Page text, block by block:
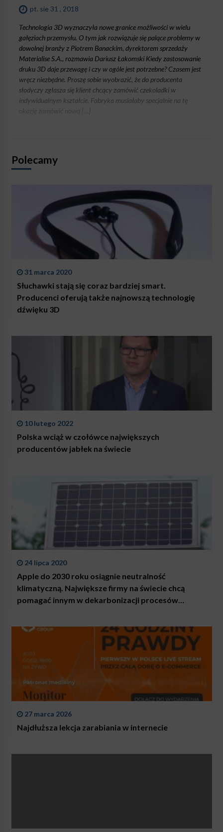
pt. sie 31 , 2018
Technologia 3D wyznaczyła nowe granice możliwości w wielu
gałęziach przemysłu. O tym jak rozwiązuje się palące problemy w
dowolnej branży z Piotrem Banackim, dyrektorem sprzedaży
Materialise S.A., rozmawia Dariusz Łakomski Kiedy zastosowanie
druku 3D daje przewagę i czy w ogóle jest potrzebne? Czasem jest
wręcz niezbędne. Proszę sobie wyobrazić, że do producenta
słodyczy zgłasza się klient chcący zamówić czekoladki w
indywidualnym kształcie. Fabryka musiałaby specjalnie na tę
Polecamy
31 marca 2020
Słuchawki stają się coraz bardziej smart.
Producenci oferują także najnowszą technologię
dźwięku 3D
10 lutego 2022
Polska wciąż w czołówce największych
producentów jabłek na świecie
24 lipca 2020
Apple do 2030 roku osiągnie neutralność
klimatyczną. Największe firmy na świecie chcą
pomagać innym w dekarbonizacji procesów
27 marca 2026
Najdłuższa lekcja zarabiania w internecie